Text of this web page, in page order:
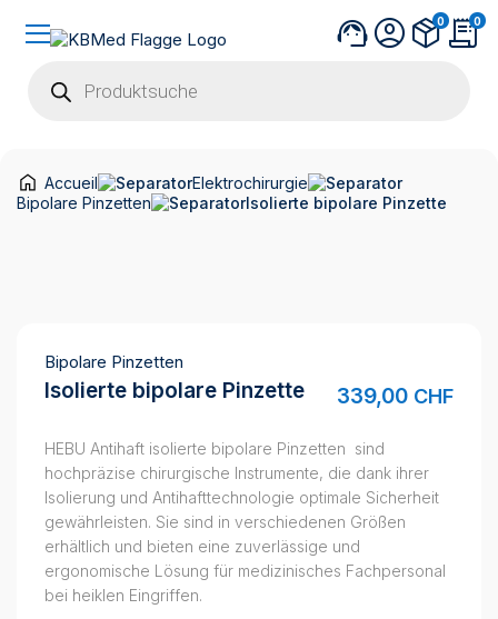
search
0 0
Accueil
Elektrochirurgie
Bipolare Pinzetten
Isolierte bipolare Pinzette
Bipolare Pinzetten
Isolierte bipolare Pinzette 339,00 CHF
HEBU Antihaft isolierte bipolare Pinzetten sind
hochpräzise chirurgische Instrumente, die dank ihrer
Isolierung und Antihafttechnologie optimale Sicherheit
gewährleisten. Sie sind in verschiedenen Größen
erhältlich und bieten eine zuverlässige und
ergonomische Lösung für medizinisches Fachpersonal
bei heiklen Eingriffen.